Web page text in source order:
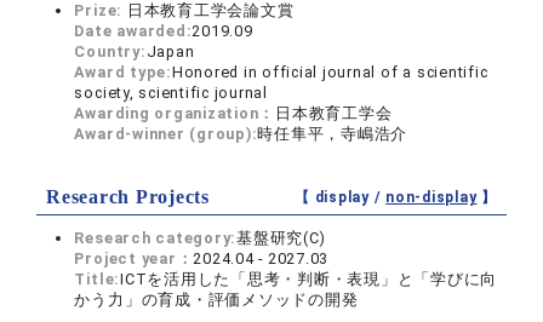
Prize: 日本教育工学会論文賞
Date awarded:2019.09
Country: Japan
Award type:Honored in official journal of a scientific
society, scientific journal
Awarding organization： 日本教育工学会
Award-winner (group):時任隼平，寺嶋浩介
Research Projects 【 display / non-display】
Research category:基盤研究(C)
Project year：2024.04 - 2027.03
Title:ICTを活用した「思考・判断・表現」と「学びに向
かう力」の育成・評価メソッドの開発